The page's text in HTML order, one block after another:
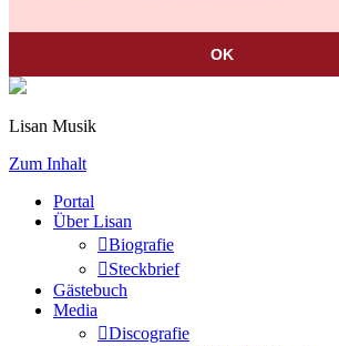
OK
Lisan Musik
Zum Inhalt
Portal
Über Lisan
Biografie
Steckbrief
Gästebuch
Media
Discografie